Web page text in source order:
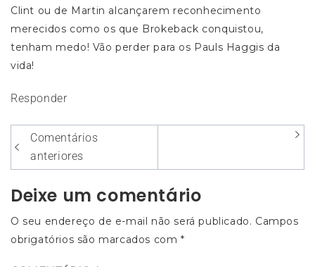
Clint ou de Martin alcançarem reconhecimento
merecidos como os que Brokeback conquistou,
tenham medo! Vão perder para os Pauls Haggis da
vida!
Responder
Navegação
entre
os
comentários
Comentários
anteriores
Deixe um comentário
O seu endereço de e-mail não será publicado. Campos
obrigatórios são marcados com*